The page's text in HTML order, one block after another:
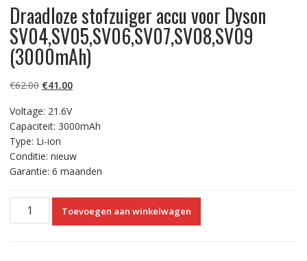
Draadloze stofzuiger accu voor Dyson
SV04,SV05,SV06,SV07,SV08,SV09
(3000mAh)
€62.00 Oorspronkelijke
was:
€62.00.
€41.00Huidige
is:
€41.00.
Voltage: 21.6V
Capaciteit: 3000mAh
Type: Li-ion
Conditie: nieuw
Garantie: 6 maanden
Draadloze
stofzuiger
Toevoegen aan winkelwagen